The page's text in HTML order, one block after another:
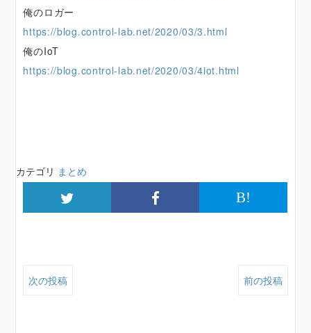
俺のロガー
https://blog.control-lab.net/2020/03/3.html
俺のIoT
https://blog.control-lab.net/2020/03/4iot.html
カテゴリ まとめ
B!
次の投稿 前の投稿